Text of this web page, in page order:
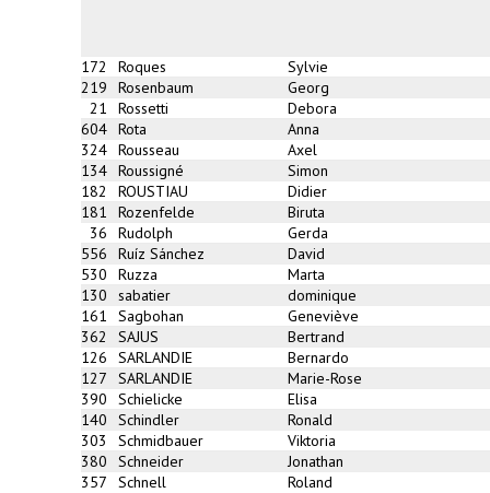
172 Roques
Sylvie
219
Rosenbaum
Georg
21
Rossetti
Debora
604 Rota
Anna
324 Rousseau
Axel
134 Roussigné
Simon
182
ROUSTIAU
Didier
181
Rozenfelde
Biruta
36
Rudolph
Gerda
556
Ruíz Sánchez
David
530
Ruzza
Marta
130
sabatier
dominique
161
Sagbohan
Geneviève
362
SAJUS
Bertrand
126
SARLANDIE
Bernardo
127
SARLANDIE
Marie-Rose
390
Schielicke
Elisa
140
Schindler
Ronald
303
Schmidbauer
Viktoria
380
Schneider
Jonathan
357
Schnell Roland